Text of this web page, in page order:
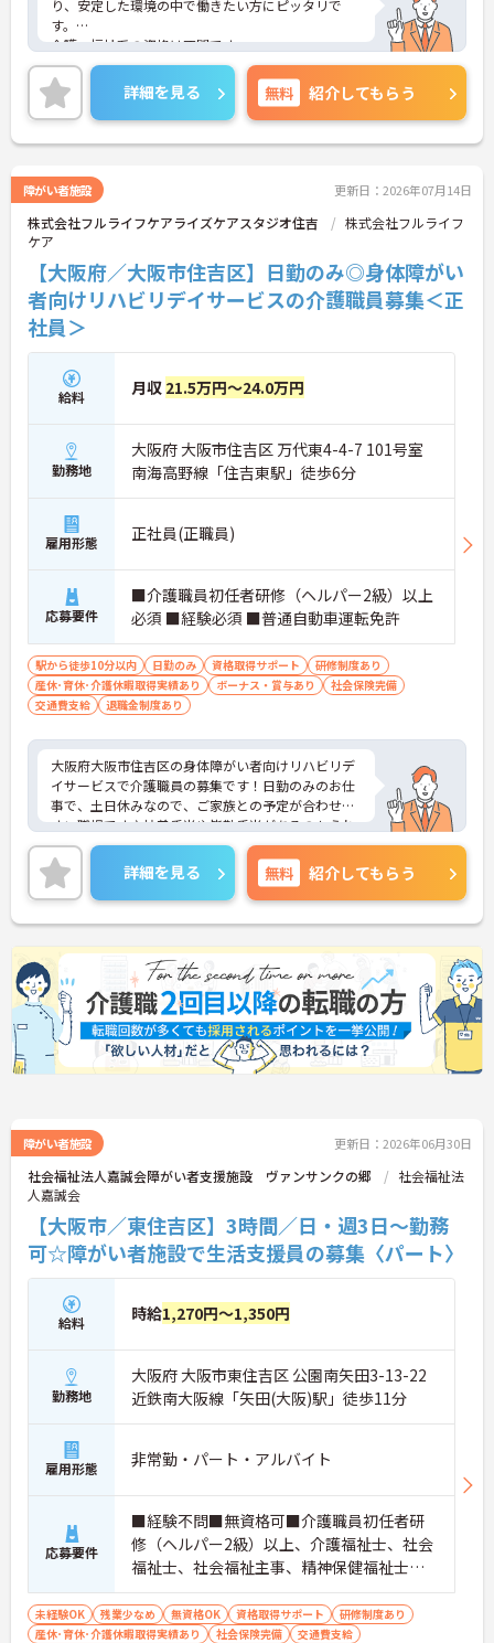
り、安定した環境の中で働きたい方にピッタリで
す。
介護・福祉系の資格は不問です。
ご興味ある方には、面接対策ポイントなど、さらに
詳細をお話しいたしますのでお気軽にご相談くださ
い。
詳細を見る 無料 紹介してもらう
障がい者施設 更新日：2026年07月14日
株式会社フルライフケアライズケアスタジオ住吉
株式会社フルライフ
ケア
【大阪府／大阪市住吉区】日勤のみ◎身体障がい
者向けリハビリデイサービスの介護職員募集＜正
社員＞
給料 月収 21.5万円～24.0万円
勤務地
大阪府 大阪市住吉区 万代東4-4-7 101号室
南海高野線「住吉東駅」徒歩6分
雇用形態 正社員(正職員)
応募要件
■介護職員初任者研修（ヘルパー2級）以上
必須 ■経験必須 ■普通自動車運転免許
駅から徒歩10分以内 日勤のみ 資格取得サポート
研修制度あり
産休･育休･介護休暇取得実績あり
ボーナス・賞与あり
社会保険完備
交通費支給
退職金制度あり
大阪府大阪市住吉区の身体障がい者向けリハビリデ
イサービスで介護職員の募集です！日勤のみのお仕
事で、土日休みなので、ご家族との予定が合わせや
すい職場です♪扶養手当や皆勤手当があるのもうれ
しいポイント◎ご興味のある方は、面接ポイントを
お伝えしますので、お気軽にご連絡ください。
詳細を見る 無料 紹介してもらう
障がい者施設 更新日：2026年06月30日
社会福祉法人嘉誠会障がい者支援施設 ヴァンサンクの郷
社会福祉法
人嘉誠会
【大阪市／東住吉区】3時間／日・週3日～勤務
可☆障がい者施設で生活支援員の募集〈パート〉
給料 時給1,270円～1,350円
勤務地
大阪府 大阪市東住吉区 公園南矢田3-13-22
近鉄南大阪線「矢田(大阪)駅」徒歩11分
雇用形態 非常勤・パート・アルバイト
応募要件
■経験不問■無資格可■介護職員初任者研
修（ヘルパー2級）以上、介護福祉士、社会
福祉士、社会福祉主事、精神保健福祉士
いずれかあれば尚可あれば尚可
未経験OK 残業少なめ 無資格OK 資格取得サポート
研修制度あり
産休･育休･介護休暇取得実績あり
社会保険完備 交通費支給